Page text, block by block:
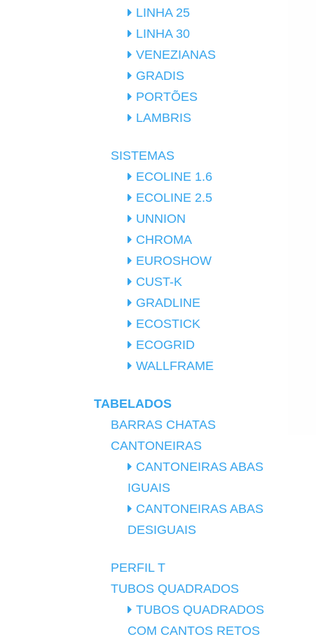
LINHA 25
LINHA 30
VENEZIANAS
GRADIS
PORTÕES
LAMBRIS
SISTEMAS
ECOLINE 1.6
ECOLINE 2.5
UNNION
CHROMA
EUROSHOW
CUST-K
GRADLINE
ECOSTICK
ECOGRID
WALLFRAME
TABELADOS
BARRAS CHATAS
CANTONEIRAS
CANTONEIRAS ABAS
IGUAIS
CANTONEIRAS ABAS
DESIGUAIS
PERFIL T
TUBOS QUADRADOS
TUBOS QUADRADOS
COM CANTOS RETOS